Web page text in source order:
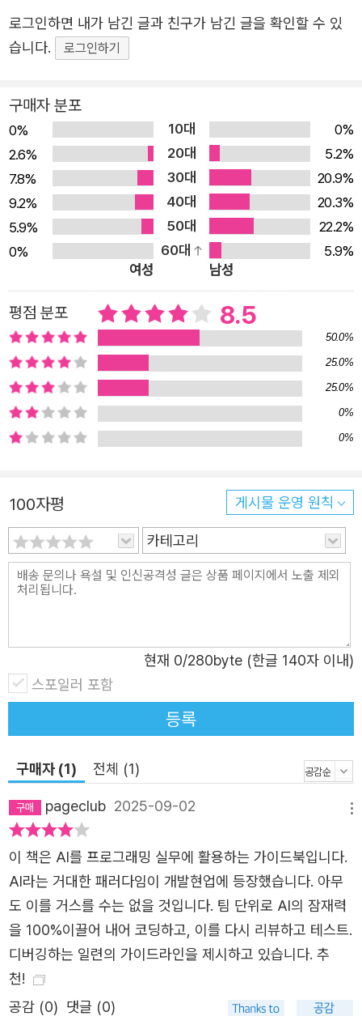
I 시대의 프로그래머가 되어 혁신의 선두에 서세요. 대상 독
자 - 프로그래밍 과정에서 AI를 적극 활용하려는 개발자 -
를 보고 맨땅에 헤딩하는 기분을 느끼는 학생 배우는 내용 -
AI 기반 도구의 핵심 기능 - 개발자를 위한 프롬프트 엔지니
어링 - 깃허브 코파일럿과 아마존 Q 디벨로퍼 같은 코드 보
조 시스템의 장단점 및 사용 사례 - 요구사항 정의, 계획 수
립, 코딩, 디버깅, 테스트 등 소프트웨어 개발 생명주기에 AI
도구를 사용하는 법 - 챗GPT, 제미나이, 클로드 등 LLM 서
비스를 프로그래밍 과정에서 사용하는 방법
로그인하면 내가 남긴 글과 친구가 남긴 글을 확인할 수 있
습니다.
로그인하기
구매자 분포
0% 10대
0%
2.6%
20대
5.2%
7.8%
30대
20.9%
9.2%
40대
20.3%
5.9%
50대
22.2%
0%
60대 5.9%
여성 남성
평점 분포 8.5
50.0%
25.0%
25.0%
0%
0%
100자평 게시물 운영 원칙
카테고리
현재 0/280byte (한글 140자 이내)
스포일러 포함
등록
구매자 (1) 전체 (1)
pageclub 2025-09-02
이 책은 AI를 프로그래밍 실무에 활용하는 가이드북입니다.
AI라는 거대한 패러다임이 개발현업에 등장했습니다. 아무
도 이를 거스를 수는 없을 것입니다. 팀 단위로 AI의 잠재력
을 100%이끌어 내어 코딩하고, 이를 다시 리뷰하고 테스트.
디버깅하는 일련의 가이드라인을 제시하고 있습니다. 추
천!
공감 (0) 댓글 (0)